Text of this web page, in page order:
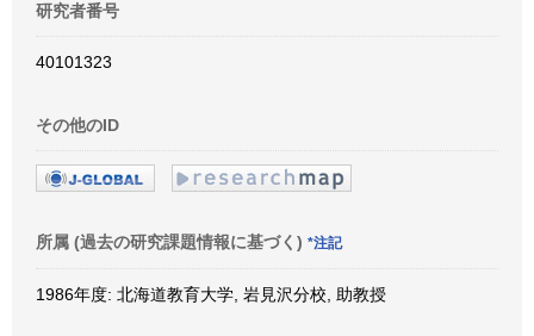
研究者番号
40101323
その他のID
所属 (過去の研究課題情報に基づく) *注記
1986年度: 北海道教育大学, 岩見沢分校, 助教授